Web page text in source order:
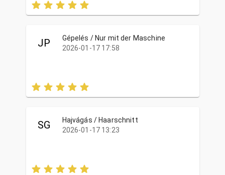
JP
Gépelés / Nur mit der Maschine
2026-01-17 17:58
SG
Hajvágás / Haarschnitt
2026-01-17 13:23